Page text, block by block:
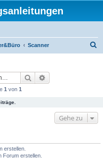
Scanner
Suche
1 von 1
Gehe zu
erstellen.
Forum erstellen.